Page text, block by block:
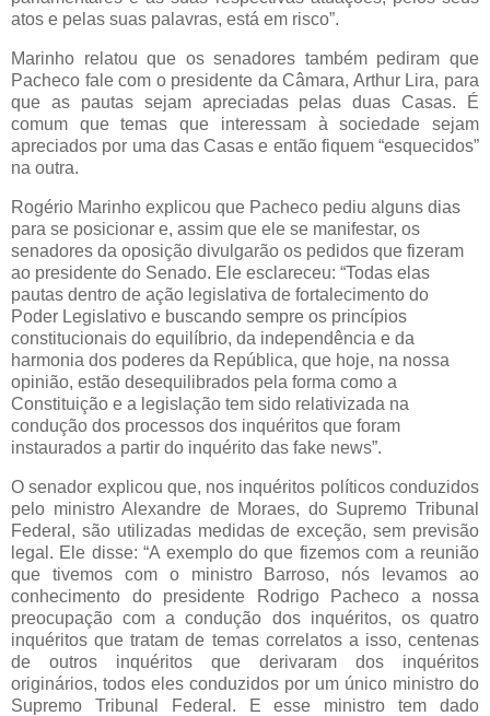
atos e pelas suas palavras, está em risco”.
Marinho relatou que os senadores também pediram que
Pacheco fale com o presidente da Câmara, Arthur Lira, para
que as pautas sejam apreciadas pelas duas Casas. É
comum que temas que interessam à sociedade sejam
apreciados por uma das Casas e então fiquem “esquecidos”
na outra.
Rogério Marinho explicou que Pacheco pediu alguns dias
para se posicionar e, assim que ele se manifestar, os
senadores da oposição divulgarão os pedidos que fizeram
ao presidente do Senado. Ele esclareceu: “Todas elas
pautas dentro de ação legislativa de fortalecimento do
Poder Legislativo e buscando sempre os princípios
constitucionais do equilíbrio, da independência e da
harmonia dos poderes da República, que hoje, na nossa
opinião, estão desequilibrados pela forma como a
Constituição e a legislação tem sido relativizada na
condução dos processos dos inquéritos que foram
instaurados a partir do inquérito das fake news”.
O senador explicou que, nos inquéritos políticos conduzidos
pelo ministro Alexandre de Moraes, do Supremo Tribunal
Federal, são utilizadas medidas de exceção, sem previsão
legal. Ele disse: “A exemplo do que fizemos com a reunião
que tivemos com o ministro Barroso, nós levamos ao
conhecimento do presidente Rodrigo Pacheco a nossa
preocupação com a condução dos inquéritos, os quatro
inquéritos que tratam de temas correlatos a isso, centenas
de outros inquéritos que derivaram dos inquéritos
originários, todos eles conduzidos por um único ministro do
Supremo Tribunal Federal. E esse ministro tem dado